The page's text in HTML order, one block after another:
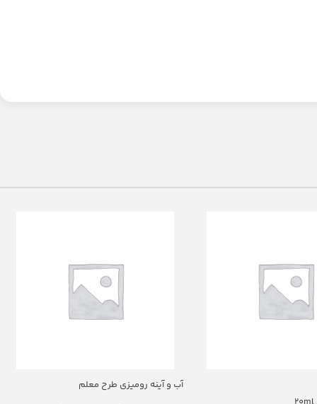
آب و آینه رومیزی طرح معلم